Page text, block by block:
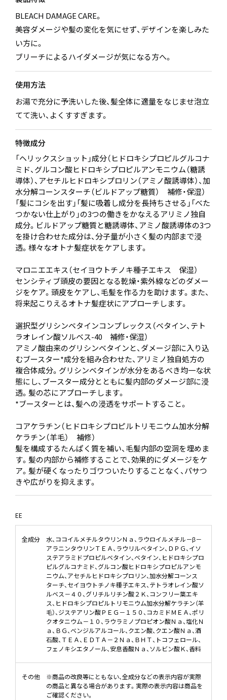
BLEACH DAMAGE CARE。
美容ダメージや髪の変化を気にせず、デザインを楽しみた
い方に。
ブリーチによるハイダメージが気になる方へ。
使用方法
お湯で充分に予洗いした後、髪全体に適量をなじませ泡立
てて洗い、よくすすぎます。
特徴成分
「ヘリックスショット」成分（ヒドロキシプロピルグルコナ
ミド、グルコン酸ヒドロキシプロピルアンモニウム（糖誘
導体）、アセチルヒドロキシプロリン（アミノ酸誘導体）、加
水分解コーンスターチ（ビルドアップ糖質） 補修・保湿）
「髪にコシを出す」「髪に吸着し成分を長持ちさせる」「べた
つかない仕上がり」の3つの働きをかなえるアリミノ独自
成分。ビルドアップ糖質と糖誘導体、アミノ酸誘導体の3つ
を掛け合わせた成分は、分子量が小さく髪の内部まで浸
透。様々なオトナ髪症状をケアします。
マロニエエキス（セイヨウトチノキ種子エキス 保湿）
センシティブ頭皮の要因となる乾燥・紫外線などのダメー
ジをケア。頭皮をケアし、毛髪を作る力を助けます。また、
将来起こりえるオトナ髪症状にアプローチします。
選択型グリシンベタインコンプレックス（ベタイン、テト
ラオレイン酸ソルベス-40 補修・保湿）
アミノ酸由来のグリシンベタインと、ダメージ部に入り込
むブースター*成分を組み合わせた、アリミノ独自処方の
複合体成分。グリシンベタインが水分をあるべき均一な状
態にし、ブースター成分とともに髪内部のダメージ部に浸
透。髪の芯にアプローチします。
*ブースターとは、髪への浸透をサポートすること。
コアケラチン（ヒドロキシプロピルトリモニウム加水分解
ケラチン（羊毛） 補修）
髪を構成するたんぱく質を補い、毛髪内部の空洞を埋めま
す。髪の内部から補修することで、効果的にダメージをケ
ア。髪が硬くなったりゴワついたりすることなく、パサつ
きや広がりを抑えます。
EE
全成分
水、ココイルメチルタウリンＮａ、ラウロイルメチル－β－
アラニンタウリンＴＥＡ、ラウリルベタイン、ＤＰＧ、イソ
ステアラミドプロピルベタイン、ベタイン、ヒドロキシプロ
ピルグルコナミド、グルコン酸ヒドロキシプロピルアンモ
ニウム、アセチルヒドロキシプロリン、加水分解コーンス
ターチ、セイヨウトチノキ種子エキス、テトラオレイン酸ソ
ルベス－４０、グリチルリチン酸２Ｋ、コンフリー葉エキ
ス、ヒドロキシプロピルトリモニウム加水分解ケラチン（羊
毛）、ジステアリン酸ＰＥＧ－１５０、コカミドＭＥＡ、ポリ
クオタニウム－１０、ラウラミノプロピオン酸Ｎａ、塩化Ｎ
ａ、ＢＧ、ベンジルアルコール、クエン酸、クエン酸Ｎａ、酒
石酸、ＴＥＡ、ＥＤＴＡ－２Ｎａ、ＢＨＴ、トコフェロール、
フェノキシエタノール、安息香酸Ｎａ、ソルビン酸Ｋ、香料
その他
※商品の改良等にともない、全成分などの表示内容が実際
の商品と異なる場合があります。実際の表示内容は商品を
ご確認ください。